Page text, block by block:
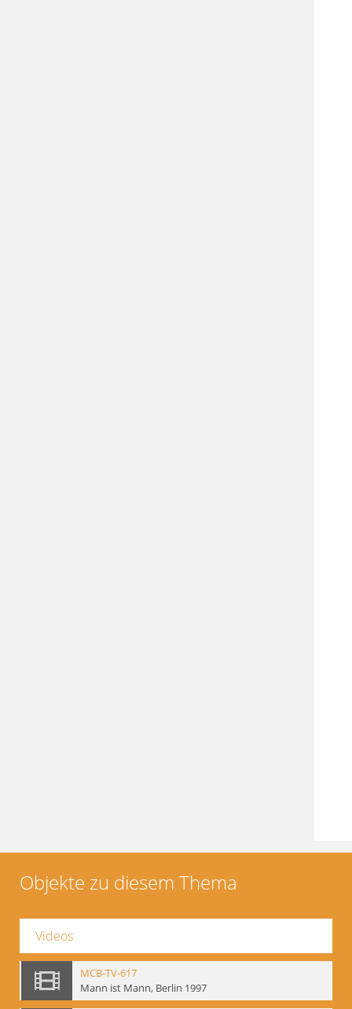
Objekte zu diesem Thema
Videos
MCB-TV-617
Mann ist Mann, Berlin 1997